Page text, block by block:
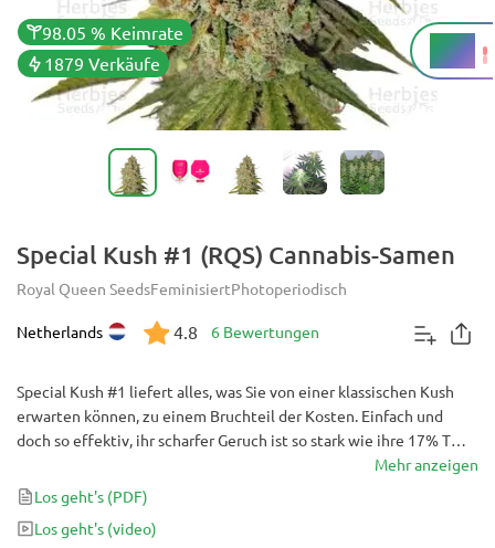
98.05 % Keimrate
1879 Verkäufe
17 %
THC
Special Kush #1 (RQS) Cannabis-Samen
Royal Queen SeedsFeminisiertPhotoperiodisch
Netherlands 4.8 6 Bewertungen
Special Kush #1 liefert alles, was Sie von einer klassischen Kush
erwarten können, zu einem Bruchteil der Kosten. Einfach und
doch so effektiv, ihr scharfer Geruch ist so stark wie ihre 17% THC-
Effekte, die Körper und Geist anregen, während sie süße, haschige
Aromen auf der Zunge einflößen. Machen Sie sich bereit für diese
wunderschöne, buschige, ertragreiche Betty, die Ihre Brieftasche
zum Lächeln bringen wird!
Mehr anzeigen
Los geht's (PDF)
Los geht's (video)